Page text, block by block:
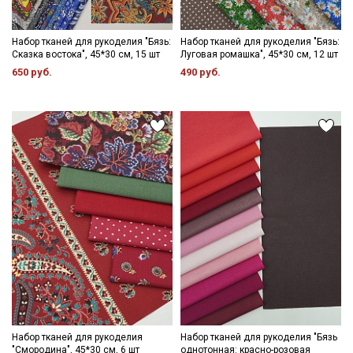
Набор тканей для рукоделия "Бязь:
Сказка востока", 45*30 см, 15 шт
650 руб.
Набор тканей для рукоделия "Бязь:
Луговая ромашка", 45*30 см, 12 шт
490 руб.
Набор тканей для рукоделия
"Смородина", 45*30 см, 6 шт
Набор тканей для рукоделия "Бязь
однотонная: красно-розовая